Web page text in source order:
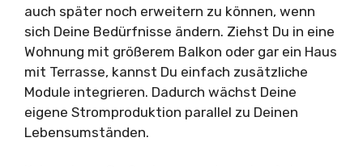
auch später noch erweitern zu können, wenn
sich Deine Bedürfnisse ändern. Ziehst Du in eine
Wohnung mit größerem Balkon oder gar ein Haus
mit Terrasse, kannst Du einfach zusätzliche
Module integrieren. Dadurch wächst Deine
eigene Stromproduktion parallel zu Deinen
Lebensumständen.